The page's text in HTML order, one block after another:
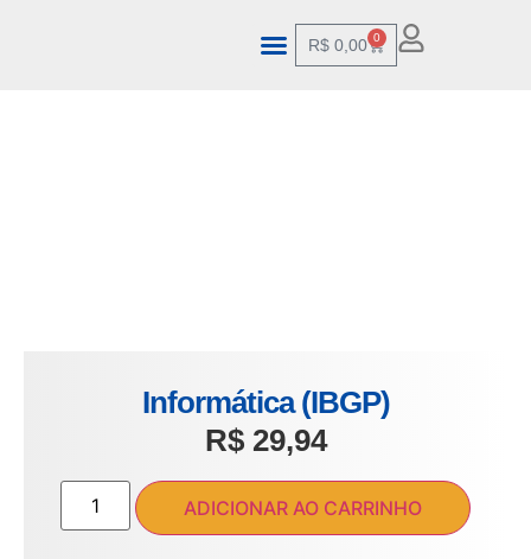
R$0,00 0
Informática (IBGP)
R$29,94
ADICIONAR AO CARRINHO